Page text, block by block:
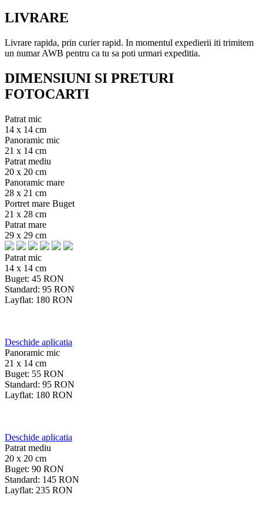
LIVRARE
Livrare rapida, prin curier rapid. In momentul expedierii iti trimitem
un numar AWB pentru ca tu sa poti urmari expeditia.
DIMENSIUNI SI PRETURI
FOTOCARTI
Patrat mic
14 x 14 cm
Panoramic mic
21 x 14 cm
Patrat mediu
20 x 20 cm
Panoramic mare
28 x 21 cm
Portret mare Buget
21 x 28 cm
Patrat mare
29 x 29 cm
Patrat mic
14 x 14 cm
Buget: 45 RON
Standard: 95 RON
Layflat: 180 RON
Deschide aplicatia
Panoramic mic
21 x 14 cm
Buget: 55 RON
Standard: 95 RON
Layflat: 180 RON
Deschide aplicatia
Patrat mediu
20 x 20 cm
Buget: 90 RON
Standard: 145 RON
Layflat: 235 RON